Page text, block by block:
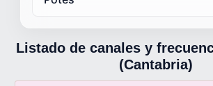
Listado de canales y
(Cantabria)